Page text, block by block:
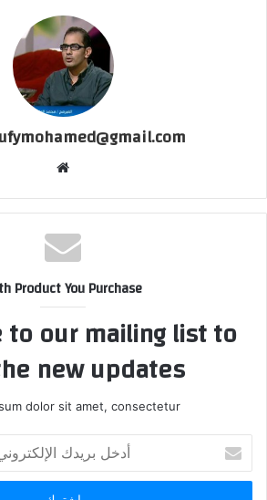
Product You Purchase
to our mailing list to
new updates!
dolor sit amet, consectetur.
بريدك
الإلكتروني